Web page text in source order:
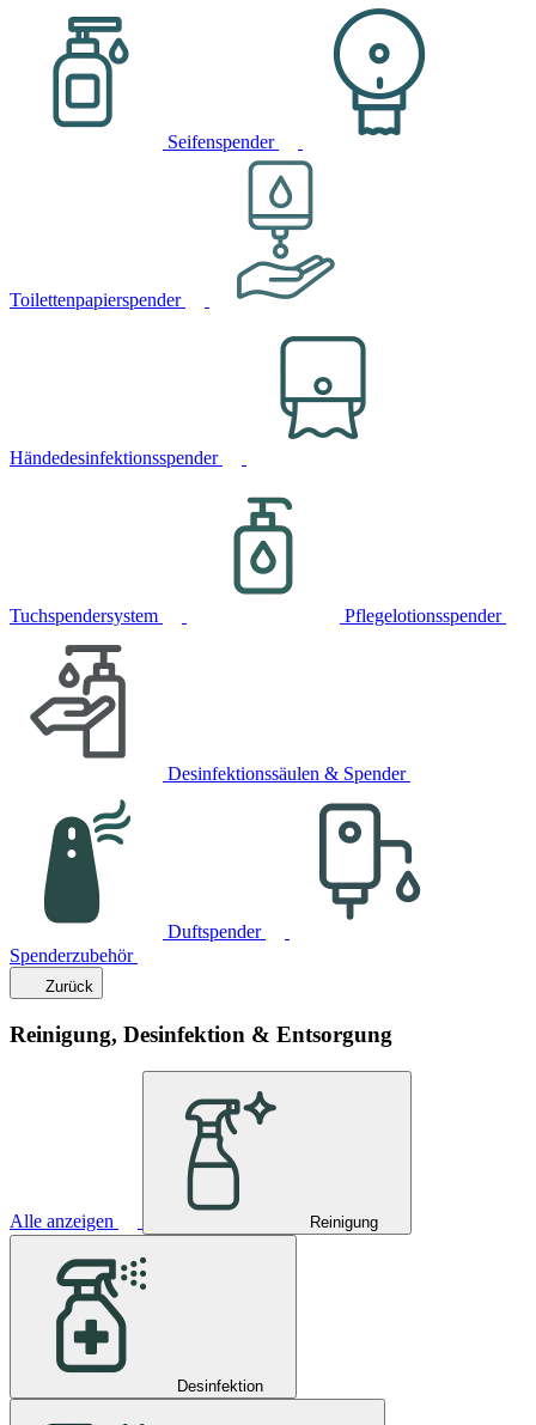
Seifenspender
Toilettenpapierspender
Händedesinfektionsspender
Tuchspendersystem Pflegelotionsspender
Desinfektionssäulen & Spender
Duftspender
Spenderzubehör
Zurück
Reinigung, Desinfektion & Entsorgung
Alle anzeigen Reinigung
Desinfektion